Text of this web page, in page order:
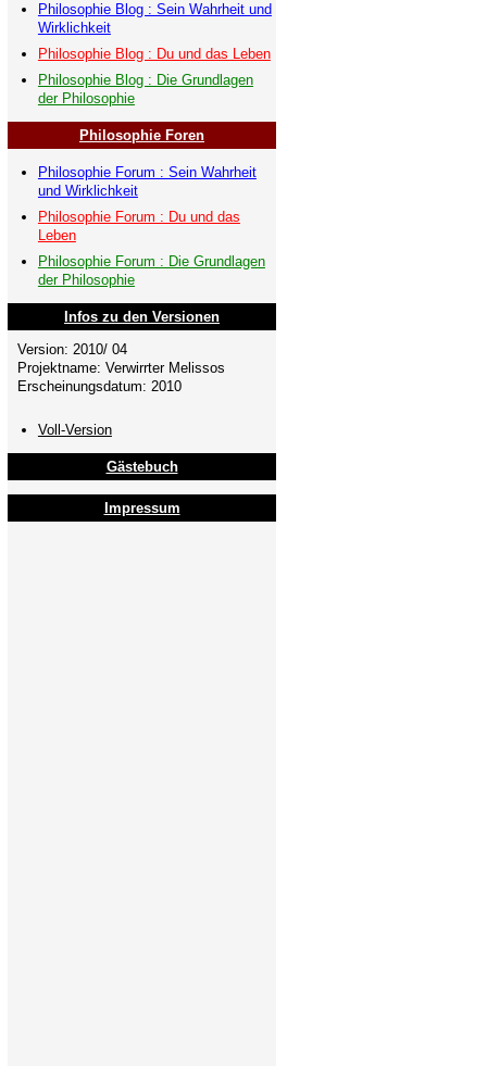
Philosophie Blog : Sein Wahrheit und
Wirklichkeit
Philosophie Blog : Du und das Leben
Philosophie Blog : Die Grundlagen
der Philosophie
Philosophie Foren
Philosophie Forum : Sein Wahrheit
und Wirklichkeit
Philosophie Forum : Du und das
Leben
Philosophie Forum : Die Grundlagen
der Philosophie
Infos zu den Versionen
Version: 2010/ 04
Projektname: Verwirrter Melissos
Erscheinungsdatum: 2010
Voll-Version
Gästebuch
Impressum